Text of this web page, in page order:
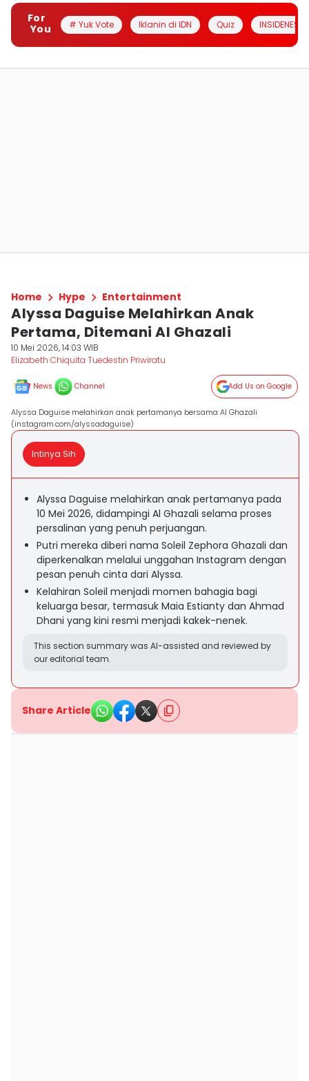
For
You
# Yuk Vote Iklanin di IDN Quiz INSIDENESIA
Home Hype Entertainment
Alyssa Daguise Melahirkan Anak
Pertama, Ditemani Al Ghazali
10 Mei 2026, 14:03 WIB
Elizabeth Chiquita Tuedestin Priwiratu
News Channel Add Us on Google
Alyssa Daguise melahirkan anak pertamanya bersama Al Ghazali
(instagram.com/alyssadaguise)
Intinya Sih
Alyssa Daguise melahirkan anak pertamanya pada
10 Mei 2026, didampingi Al Ghazali selama proses
persalinan yang penuh perjuangan.
Putri mereka diberi nama Soleil Zephora Ghazali dan
diperkenalkan melalui unggahan Instagram dengan
pesan penuh cinta dari Alyssa.
Kelahiran Soleil menjadi momen bahagia bagi
keluarga besar, termasuk Maia Estianty dan Ahmad
Dhani yang kini resmi menjadi kakek-nenek.
This section summary was AI-assisted and reviewed by
our editorial team.
Share Article